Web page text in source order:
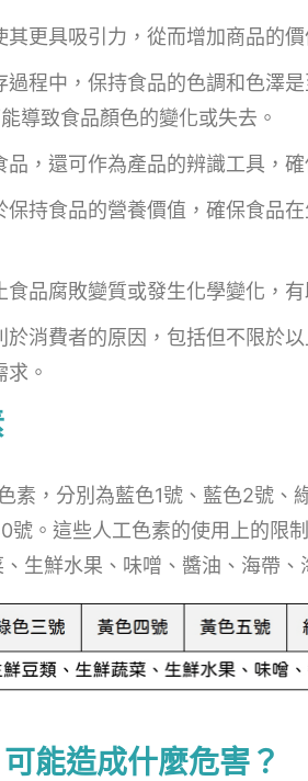
更具吸引力，從而增加商品的價
程中，保持食品的色調和色澤
導致食品顏色的變化或失去。
，還可作為產品的辨識工具，
持食品的營養價值，確保食品
品腐敗變質或發生化學變化，
消費者的原因，包括但不限於
。
素，分別為藍色1號、藍色2號、
。這些人工色素的使用上的限
生鮮水果、味噌、醬油、海帶、
能造成什麼危害？